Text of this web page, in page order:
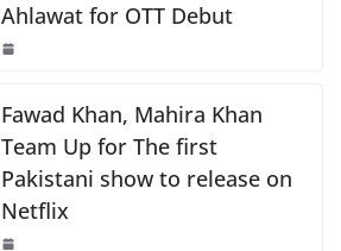
Ahlawat for OTT Debut
Fawad Khan, Mahira Khan
Team Up for The first
Pakistani show to release on
Netflix